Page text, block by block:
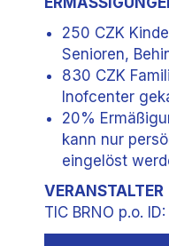
250 CZK
Senioren,
830 CZK
Inofcenter
20%
kann nur
eingelöst
VERANSTALTER
TIC BRNO p.o.